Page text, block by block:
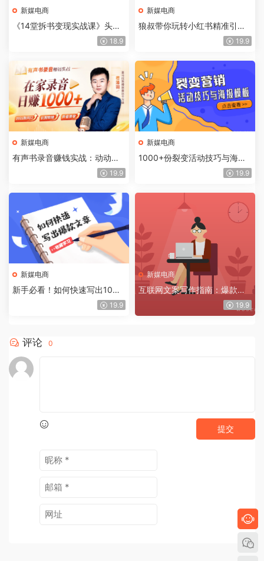
新媒电商
《14堂拆书变现实战课》头条
18.9
新媒电商
狼叔带你玩转小红书精准引流
19.9
新媒电商
有声书录音赚钱实战：动动嘴
19.9
新媒电商
1000+份裂变活动技巧与海报
19.9
新媒电商
新手必看！如何快速写出10W
19.9
新媒电商
互联网文案写作指南：爆款文
19.9
评论 0
提交